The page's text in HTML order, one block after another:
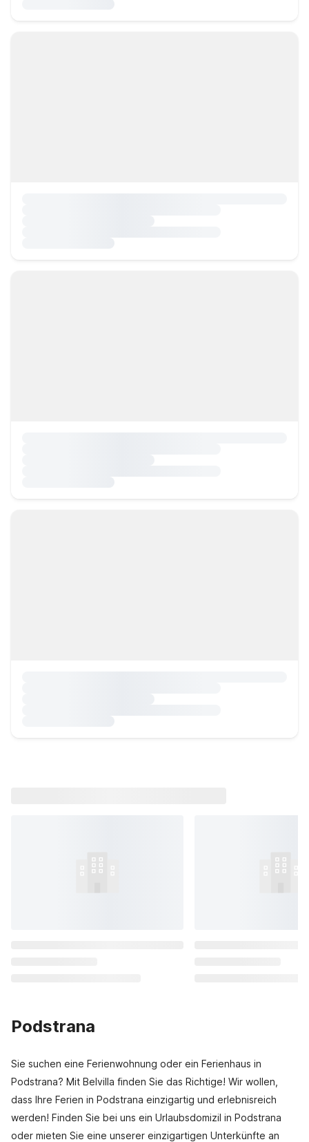
Podstrana
Sie suchen eine Ferienwohnung oder ein Ferienhaus in
Podstrana? Mit Belvilla finden Sie das Richtige! Wir wollen,
dass Ihre Ferien in Podstrana einzigartig und erlebnisreich
werden! Finden Sie bei uns ein Urlaubsdomizil in Podstrana
oder mieten Sie eine unserer einzigartigen Unterkünfte an